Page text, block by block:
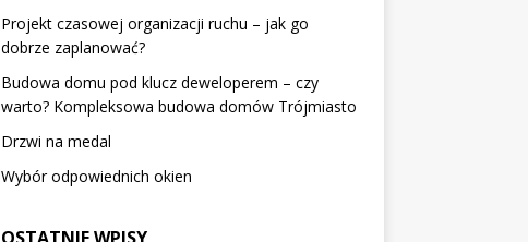
Projekt czasowej organizacji ruchu – jak go
dobrze zaplanować?
Budowa domu pod klucz deweloperem – czy
warto? Kompleksowa budowa domów Trójmiasto
Drzwi na medal
Wybór odpowiednich okien
OSTATNIE WPISY